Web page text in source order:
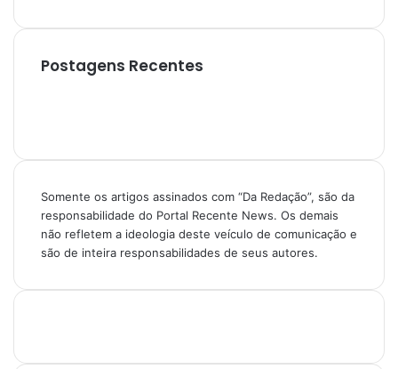
Postagens Recentes
Somente os artigos assinados com “Da Redação”, são da
responsabilidade do Portal Recente News. Os demais
não refletem a ideologia deste veículo de comunicação e
são de inteira responsabilidades de seus autores.